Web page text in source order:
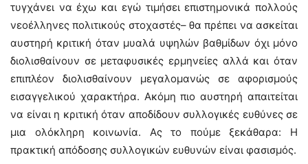
τυγχάνει να έχω και εγώ τιμήσει επιστημονικά πολλούς
νεοέλληνες πολιτικούς στοχαστές– θα πρέπει να ασκείται
αυστηρή κριτική όταν μυαλά υψηλών βαθμίδων όχι μόνο
διολισθαίνουν σε μεταφυσικές ερμηνείες αλλά και όταν
επιπλέον διολισθαίνουν μεγαλομανώς σε αφορισμούς
εισαγγελικού χαρακτήρα. Ακόμη πιο αυστηρή απαιτείται
να είναι η κριτική όταν αποδίδουν συλλογικές ευθύνες σε
μια ολόκληρη κοινωνία. Ας το πούμε ξεκάθαρα: Η
πρακτική απόδοσης συλλογικών ευθυνών είναι φασισμός.